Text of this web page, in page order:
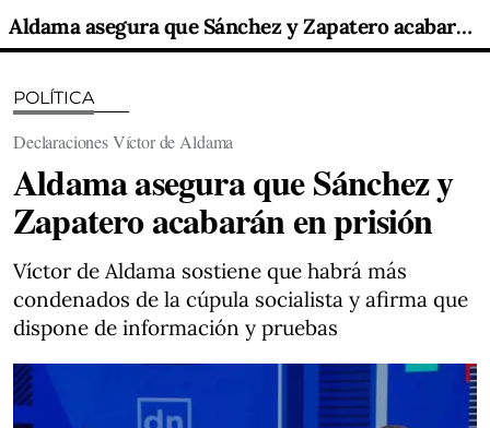
Aldama asegura que Sánchez y Zapatero acabarán en prisión
POLÍTICA
Declaraciones Víctor de Aldama
Aldama asegura que Sánchez y
Zapatero acabarán en prisión
Víctor de Aldama sostiene que habrá más
condenados de la cúpula socialista y afirma que
dispone de información y pruebas